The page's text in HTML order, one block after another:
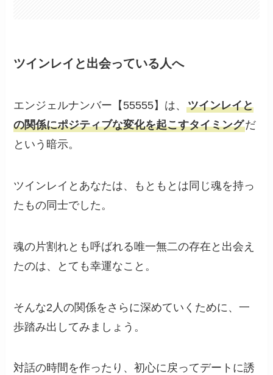
ツインレイと出会っている人へ
エンジェルナンバー【55555】は、ツインレイと
の関係にポジティブな変化を起こすタイミングだ
という暗示。
ツインレイとあなたは、もともとは同じ魂を持っ
たもの同士でした。
魂の片割れとも呼ばれる唯一無二の存在と出会え
たのは、とても幸運なこと。
そんな2人の関係をさらに深めていくために、一
歩踏み出してみましょう。
対話の時間を作ったり、初心に戻ってデートに誘